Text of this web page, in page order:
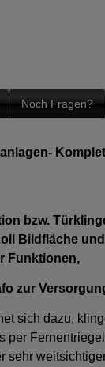
Noch Fragen?
bzw.
Bildfläche
Funktionen,
zur
sich dazu,
per
sehr